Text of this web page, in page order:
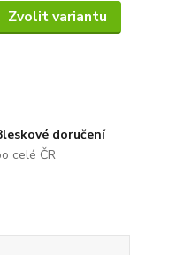
Zvolit variantu
doručení
celé ČR